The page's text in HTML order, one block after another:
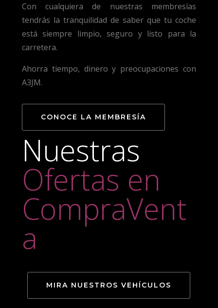
Con cualquiera de nuestras membresías
tendrás la tranquilidad de saber que tu coche
está siempre limpio, seguro y listo para la
carretera.
Ahorra tiempo, dinero y preocupaciones con
A3JM.
CONOCE LA MEMBRESÍA
Nuestras
Ofertas en
CompraVent
a
MIRA NUESTROS VEHÍCULOS